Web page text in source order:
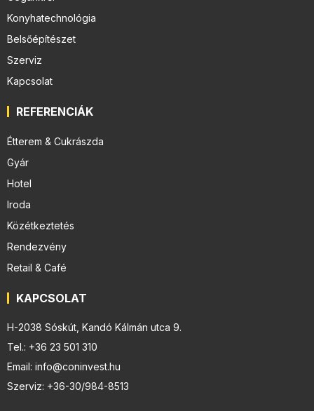
Konyhatechnológia
Belsőépítészet
Szerviz
Kapcsolat
REFERENCIÁK
Étterem & Cukrászda
Gyár
Hotel
Iroda
Közétkeztetés
Rendezvény
Retail & Café
KAPCSOLAT
H-2038 Sóskút, Kandó Kálmán utca 9.
Tel.: +36 23 501 310
Email: info@coninvest.hu
Szerviz: +36-30/984-8513